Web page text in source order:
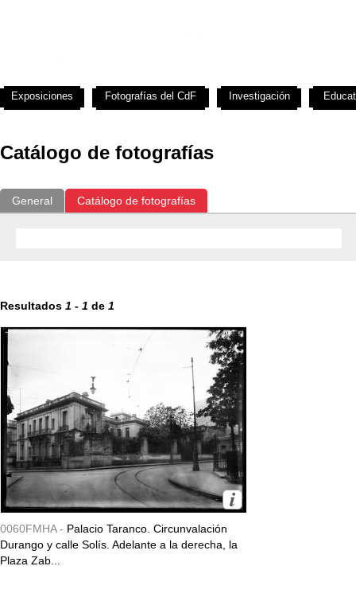
Catálogo de fotografías
General Catálogo de fotografías
Resultados 1 - 1 de 1
0060FMHA - Palacio Taranco. Circunvalación
Durango y calle Solís. Adelante a la derecha, la
Plaza Zab...
Exposiciones Fotografías del CdF Investigación